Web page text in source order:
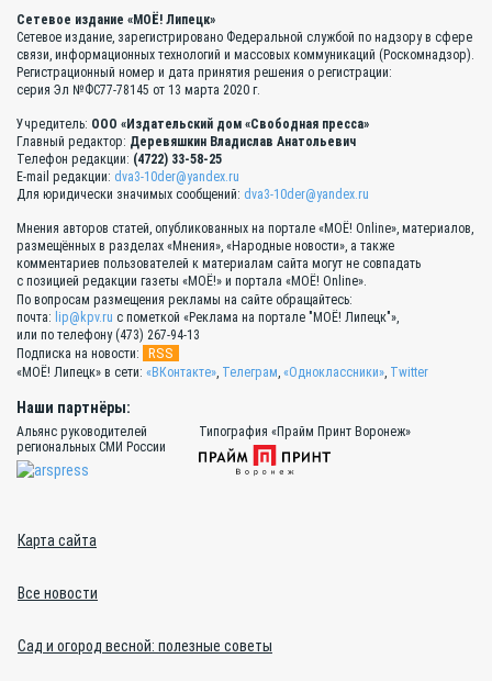
Сетевое издание «МОЁ! Липецк»
Сетевое издание, зарегистрировано Федеральной службой по надзору в сфере
связи, информационных технологий и массовых коммуникаций (Роскомнадзор).
Регистрационный номер и дата принятия решения о регистрации:
серия Эл №ФС77-78145 от 13 марта 2020 г.
Учредитель: ООО «Издательский дом «Свободная пресса»
Главный редактор: Деревяшкин Владислав Анатольевич
Телефон редакции: (4722) 33-58-25
E-mail редакции: dva3-10der@yandex.ru
Для юридически значимых сообщений: dva3-10der@yandex.ru
Мнения авторов статей, опубликованных на портале «МОЁ! Online», материалов,
размещённых в разделах «Мнения», «Народные новости», а также
комментариев пользователей к материалам сайта могут не совпадать
с позицией редакции газеты «МОЁ!» и портала «МОЁ! Online».
По вопросам размещения рекламы на сайте обращайтесь:
почта: lip@kpv.ru с пометкой «Реклама на портале "МОЁ! Липецк"»,
или по телефону (473) 267-94-13
Подписка на новости:
RSS
«МОЁ! Липецк» в сети: «ВКонтакте» Телеграм «Одноклассники» Twitter
Наши партнёры:
Альянс руководителей
региональных СМИ России
Типография «Прайм Принт Воронеж»
Карта сайта
Все новости
Сад и огород весной: полезные советы